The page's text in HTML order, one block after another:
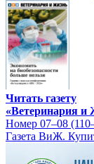
Читать газету
«Ветеринария и
Номер 07–08
Газета ВиЖ.